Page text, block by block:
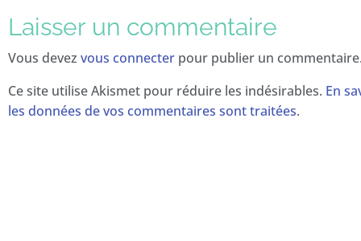
Laisser un commentaire
Vous devez vous connecter pour publier un
Ce site utilise Akismet pour réduire les indésirables. En
les données de vos commentaires sont traitées.